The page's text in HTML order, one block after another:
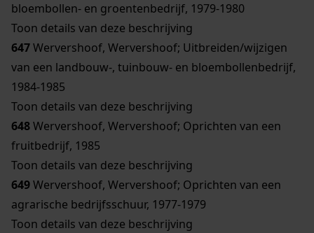
bloembollen- en groentenbedrijf, 1979-1980
Toon details van deze beschrijving
647Wervershoof, Wervershoof; Uitbreiden/wijzigen
van een landbouw-, tuinbouw- en bloembollenbedrijf,
1984-1985
Toon details van deze beschrijving
648Wervershoof, Wervershoof; Oprichten van een
fruitbedrijf, 1985
Toon details van deze beschrijving
649Wervershoof, Wervershoof; Oprichten van een
agrarische bedrijfsschuur, 1977-1979
Toon details van deze beschrijving